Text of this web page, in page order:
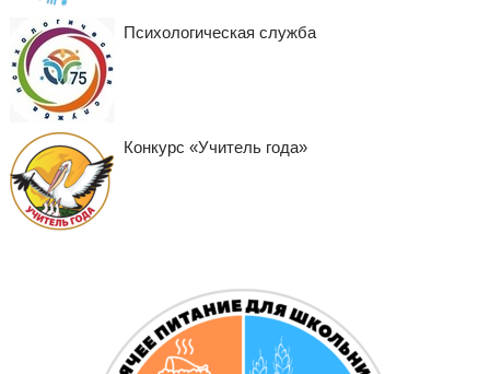
Психологическая служба
Конкурс «Учитель года»